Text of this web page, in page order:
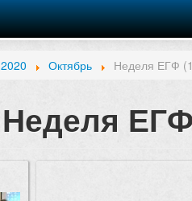
2020 Октябрь Неделя ЕГФ